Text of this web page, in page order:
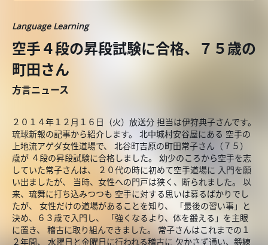
Language Learning
空手４段の昇段試験に合格、７５歳の
町田さん
方言ニュース
２０１４年１２月１６日（火）放送分 担当は伊狩典子さんです。
琉球新報の記事から紹介します。 北中城村安谷屋にある 空手の
上地流アゲダ女性道場で、 北谷町吉原の町田常子さん（７５）
歳が ４段の昇段試験に合格しました。 幼少のころから空手を志
していた常子さんは、 ２０代の時に初めて空手道場に 入門を願
い出ましたが、 当時、女性への門戸は狭く、断られました。 以
来、琉舞に打ち込みつつも 空手に対する思いは募るばかりでし
たが、 女性だけの道場があることを知り、 「最後の習い事」と
決め、６３歳で入門し、 「強くなるより、体を鍛える」を主眼
に置き、 稽古に取り組んできました。 常子さんはこれまでの１
２年間、 水曜日と金曜日に行われる稽古に 欠かさず通い、鍛練